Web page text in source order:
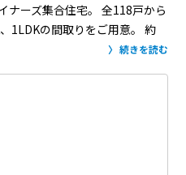
ーズ集合住宅。
全118戸から
1LDKの間取りをご用意。 約
デザイン性はも
ードで玄関の施錠が可能に。
す。（技術の進歩ってすご
をしめたら他の部屋には住め
続きを読む